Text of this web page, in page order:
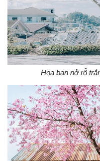
Hoa ban nở rỗ